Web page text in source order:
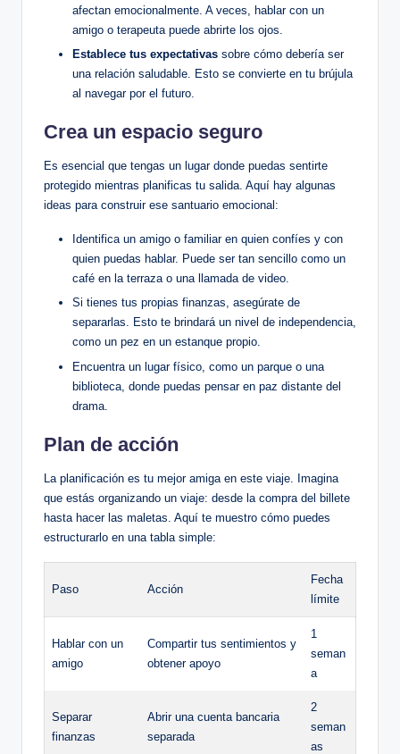
afectan emocionalmente. A veces, hablar con un
amigo o terapeuta puede abrirte los ojos.
Establece tus expectativas sobre cómo debería ser
una relación saludable. Esto se convierte en tu brújula
al navegar por el futuro.
Crea un espacio seguro
Es esencial que tengas un lugar donde puedas sentirte
protegido mientras planificas tu salida. Aquí hay algunas
ideas para construir ese santuario emocional:
Identifica un amigo o familiar en quien confíes y con
quien puedas hablar. Puede ser tan sencillo como un
café en la terraza o una llamada de video.
Si tienes tus propias finanzas, asegúrate de
separarlas. Esto te brindará un nivel de independencia,
como un pez en un estanque propio.
Encuentra un lugar físico, como un parque o una
biblioteca, donde puedas pensar en paz distante del
drama.
Plan de acción
La planificación es tu mejor amiga en este viaje. Imagina
que estás organizando un viaje: desde la compra del billete
hasta hacer las maletas. Aquí te muestro cómo puedes
estructurarlo en una tabla simple:
Paso Acción
Fecha
límite
Hablar con un
amigo
Compartir tus sentimientos y
obtener apoyo
1
seman
a
Separar
finanzas
Abrir una cuenta bancaria
separada
2
seman
as